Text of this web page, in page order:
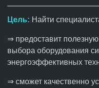
Цель: Найти
⇒ предоставит
выбора оборудования
энергоэффективных
⇒ сможет качественно